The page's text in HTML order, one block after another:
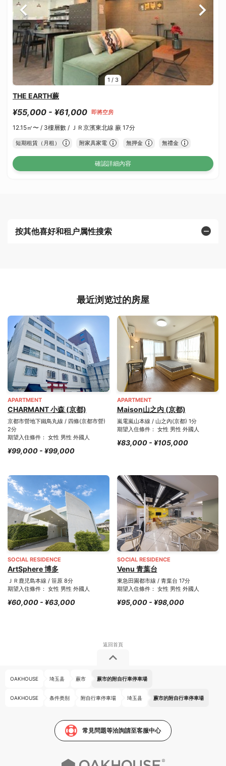
1 / 3
THE EARTH蕨
¥55,000 - ¥61,000 即將空房
12.15㎡〜 / 3樓層數 / ＪＲ京濱東北線 蕨 17分
短期租賃（月租） 附家具家電 無押金 無禮金
確認詳細內容
按其他喜好和租户属性搜索
最近浏览过的房屋
APARTMENT
CHARMANT 小森 (京都)
京都市營地下鐵鳥丸線 / 四條(京都市營)
2分
期望入住條件： 女性 男性 外國人
¥99,000 - ¥99,000
APARTMENT
Maison山之内 (京都)
嵐電嵐山本線 / 山之內(京都) 1分
期望入住條件： 女性 男性 外國人
¥83,000 - ¥105,000
SOCIAL RESIDENCE
ArtSphere 博多
ＪＲ鹿児島本線 / 笹原 8分
期望入住條件： 女性 男性 外國人
¥60,000 - ¥63,000
SOCIAL RESIDENCE
Venu 青葉台
東急田園都市線 / 青葉台 17分
期望入住條件： 女性 男性 外國人
¥95,000 - ¥98,000
OAKHOUSE 埼玉县 蕨市 蕨市的附自行車停車場
OAKHOUSE 条件类别 附自行車停車場 埼玉县 蕨市的附自行車停車場
常見問題等洽詢請至客服中心